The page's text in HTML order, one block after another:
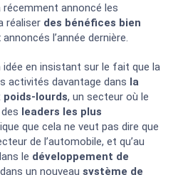
récemment annoncé les
réaliser des bénéfices bien
l’année dernière.
en insistant sur le fait que la
activités davantage dans la
poids-lourds, un secteur où le
leaders les plus
que cela ne veut pas dire que
de l’automobile, et qu’au
le développement de
un nouveau système de